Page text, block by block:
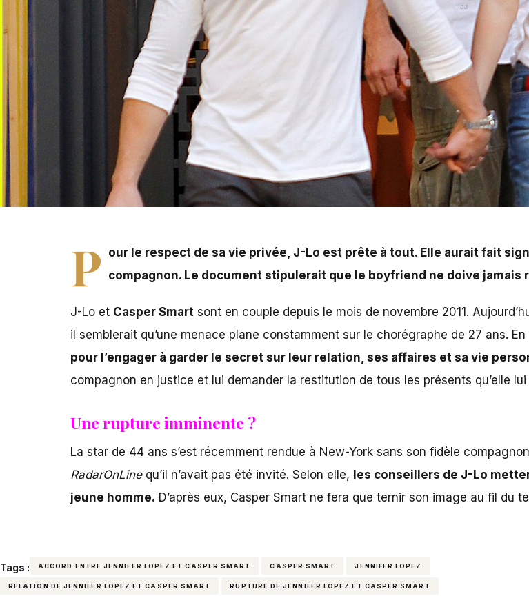
P our le respect de sa vie privée, J-Lo est prête à tout. Elle aurait fait
compagnon. Le document stipulerait que le boyfriend ne doive jamais
J-Lo et Casper Smart sont en couple depuis le mois de novembre 2011.
il semblerait qu’une menace plane constamment sur le chorégraphe de 27 ans.
pour l’engager à garder le secret sur leur relation, ses affaires et sa vie
compagnon en justice et lui demander la restitution de tous les présents qu’elle
Une rupture imminente ?
La star de 44 ans s’est récemment rendue à New-York sans son fidèle
RadarOnLine qu’il n’avait pas été invité. Selon elle, les conseillers de J-Lo
jeune homme. D’après eux, Casper Smart ne fera que ternir son image au fil du
Tags : ACCORD ENTRE JENNIFER LOPEZ ET CASPER SMART CASPER SMART JENNIFER LOPEZ
RELATION DE JENNIFER LOPEZ ET CASPER SMART RUPTURE DE JENNIFER LOPEZ ET CASPER SMART